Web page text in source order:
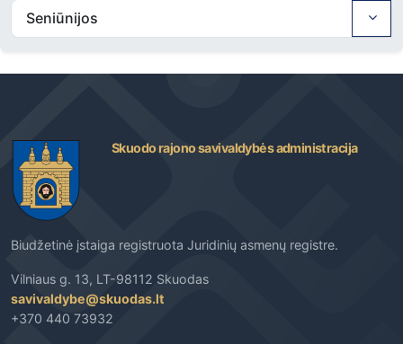
Seniūnijos
Skuodo rajono savivaldybės administracija
Biudžetinė įstaiga registruota Juridinių asmenų registre.
Vilniaus g. 13, LT-98112 Skuodas
savivaldybe@skuodas.lt
+370 440 73932